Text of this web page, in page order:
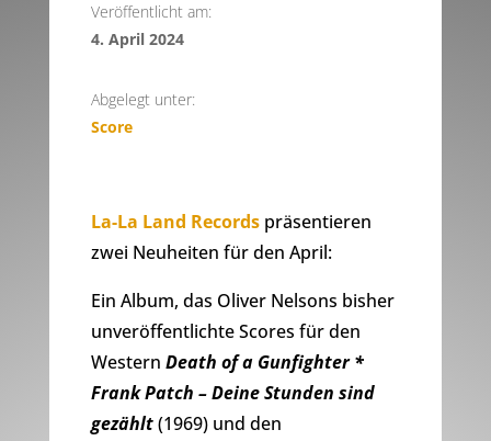
Veröffentlicht am:
4. April 2024
Abgelegt unter:
Score
La-La Land Recordspräsentieren
zwei Neuheiten für den April:
Ein Album, das Oliver Nelsons bisher
unveröffentlichte Scores für den
Western Death of a Gunfighter *
Frank Patch – Deine Stunden sind
gezählt(1969) und den